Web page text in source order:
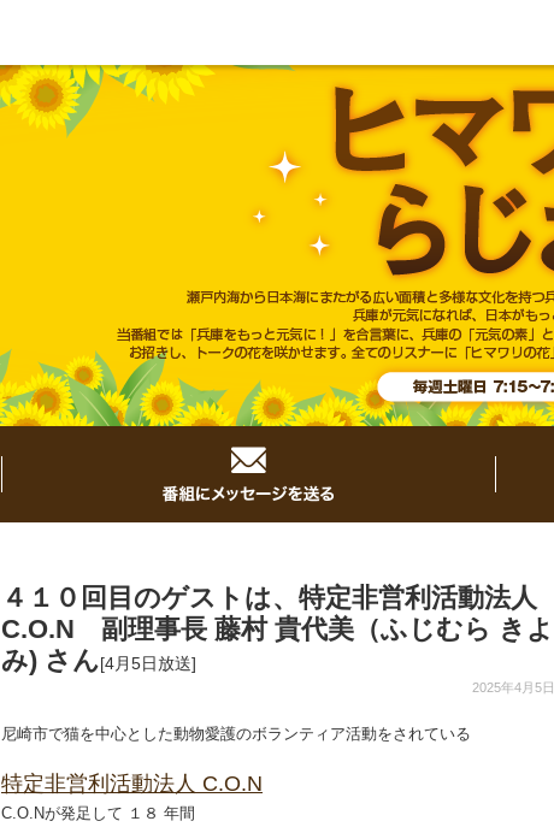
４１０回目のゲストは、特定非営利活動法人
C.O.N 副理事長 藤村 貴代美（ふじむら きよ
み) さん[4月5日放送]
2025年4月5日
尼崎市で猫を中心とした動物愛護のボランティア活動をされている
特定非営利活動法人 C.O.N
C.O.Nが発足して １８ 年間